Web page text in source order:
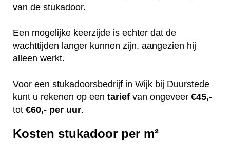
van de stukadoor.
Een mogelijke keerzijde is echter dat de
wachttijden langer kunnen zijn, aangezien hij
alleen werkt.
Voor een stukadoorsbedrijf in Wijk bij Duurstede
kunt u rekenen op een tarief van ongeveer €45,-
tot €60,- per uur.
Kosten stukadoor per m²